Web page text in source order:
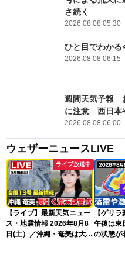
さ続く
2026.08.08 05:30
ひと目でわか
2026.08.08 06:15
週間天気予報
に注意 西日本
2026.08.08 06:00
ウェザーニュースLiVE
ライブ放送中
【ライブ】最新天気ニュー
ス・地震情報 2026年8月8
日(土）／沖縄・奄美は大荒
【ゲリ
午後は東
の状態が